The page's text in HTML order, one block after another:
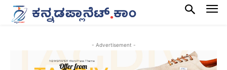
- Advertisement -